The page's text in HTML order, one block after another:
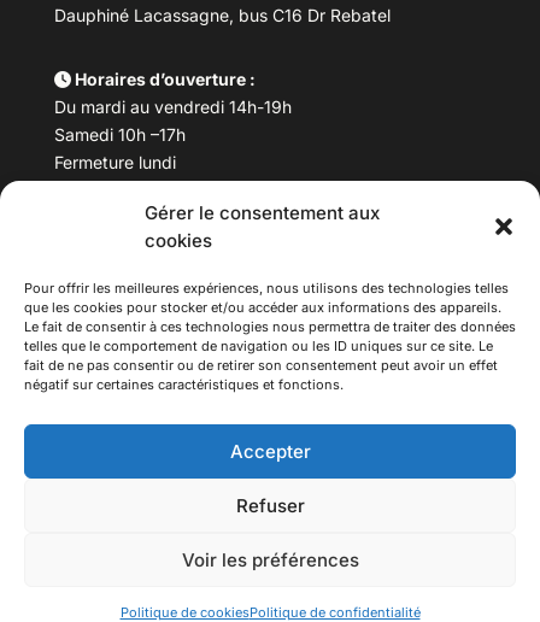
Gérer le consentement aux
cookies
Pour offrir les meilleures expériences, nous utilisons des technologies telles
que les cookies pour stocker et/ou accéder aux informations des appareils.
Le fait de consentir à ces technologies nous permettra de traiter des données
telles que le comportement de navigation ou les ID uniques sur ce site. Le
fait de ne pas consentir ou de retirer son consentement peut avoir un effet
négatif sur certaines caractéristiques et fonctions.
Accepter
Refuser
Voir les préférences
Politique de cookiesPolitique de confidentialité
Dauphiné Lacassagne, bus C16 Dr Rebatel
Horaires d’ouverture :
Du mardi au vendredi 14h-19h
Samedi 10h –17h
Fermeture lundi
Téléphone : 04 78 53 06 40
maisondesculturesasiatiques@asiexpo.com
Tous droits réservés.